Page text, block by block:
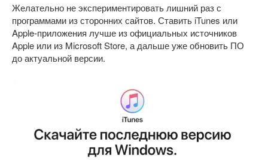
Желательно не экспериментировать лишний раз с
программами из сторонних сайтов. Ставить iTunes или
Apple-приложения лучше из официальных источников
Apple или из Microsoft Store, а дальше уже обновить ПО
до актуальной версии.